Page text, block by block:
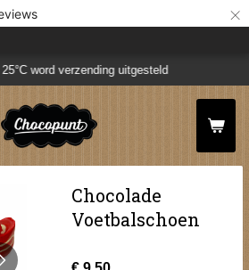
×
word verzending uitgesteld
Chocolade
Voetbalschoen